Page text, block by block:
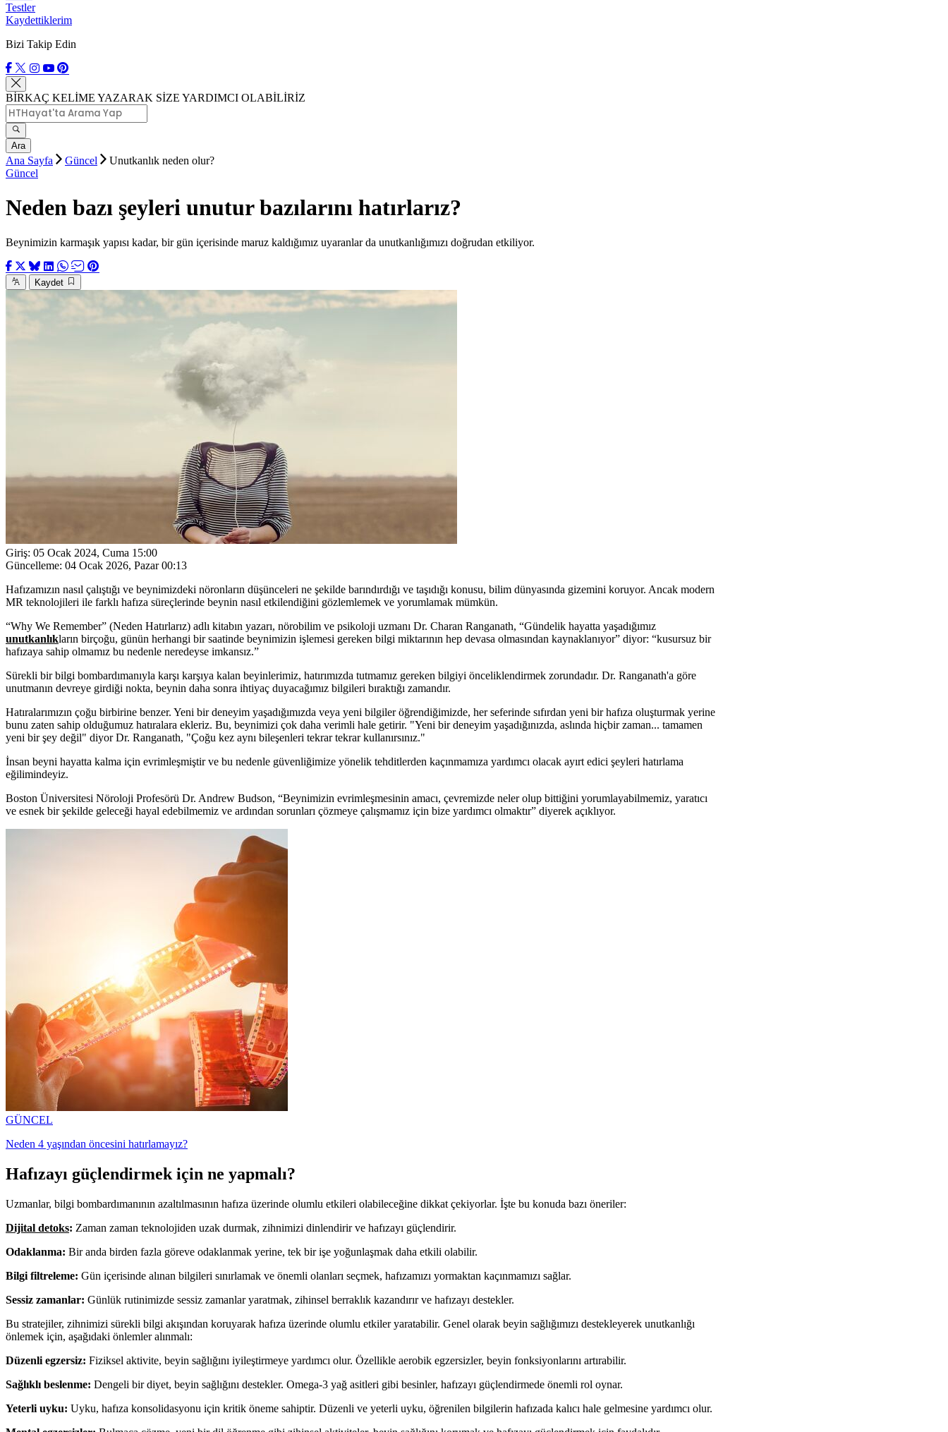
Testler
Kaydettiklerim
Bizi Takip Edin
BİRKAÇ KELİME YAZARAK SİZE YARDIMCI OLABİLİRİZ
Ara
Ana Sayfa Güncel
Unutkanlık neden olur?
Güncel
Neden bazı şeyleri unutur bazılarını hatırlarız?
Beynimizin karmaşık yapısı kadar, bir gün içerisinde maruz kaldığımız uyaranlar da unutkanlığımızı doğrudan etkiliyor.
Kaydet
Giriş: 05 Ocak 2024, Cuma 15:00
Güncelleme: 04 Ocak 2026, Pazar 00:13
Hafızamızın nasıl çalıştığı ve beynimizdeki nöronların düşünceleri ne şekilde barındırdığı ve taşıdığı konusu, bilim dünyasında gizemini koruyor. Ancak modern
MR teknolojileri ile farklı hafıza süreçlerinde beynin nasıl etkilendiğini gözlemlemek ve yorumlamak mümkün.
“Why We Remember” (Neden Hatırlarız) adlı kitabın yazarı, nörobilim ve psikoloji uzmanı Dr. Charan Ranganath, “Gündelik hayatta yaşadığımız
unutkanlıkların birçoğu, günün herhangi bir saatinde beynimizin işlemesi gereken bilgi miktarının hep devasa olmasından kaynaklanıyor” diyor: “kusursuz bir
hafızaya sahip olmamız bu nedenle neredeyse imkansız.”
Sürekli bir bilgi bombardımanıyla karşı karşıya kalan beyinlerimiz, hatırımızda tutmamız gereken bilgiyi önceliklendirmek zorundadır. Dr. Ranganath'a göre
unutmanın devreye girdiği nokta, beynin daha sonra ihtiyaç duyacağımız bilgileri bıraktığı zamandır.
Hatıralarımızın çoğu birbirine benzer. Yeni bir deneyim yaşadığımızda veya yeni bilgiler öğrendiğimizde, her seferinde sıfırdan yeni bir hafıza oluşturmak yerine
bunu zaten sahip olduğumuz hatıralara ekleriz. Bu, beynimizi çok daha verimli hale getirir. "Yeni bir deneyim yaşadığınızda, aslında hiçbir zaman... tamamen
yeni bir şey değil" diyor Dr. Ranganath, "Çoğu kez aynı bileşenleri tekrar tekrar kullanırsınız."
İnsan beyni hayatta kalma için evrimleşmiştir ve bu nedenle güvenliğimize yönelik tehditlerden kaçınmamıza yardımcı olacak ayırt edici şeyleri hatırlama
eğilimindeyiz.
Boston Üniversitesi Nöroloji Profesörü Dr. Andrew Budson, “Beynimizin evrimleşmesinin amacı, çevremizde neler olup bittiğini yorumlayabilmemiz, yaratıcı
ve esnek bir şekilde geleceği hayal edebilmemiz ve ardından sorunları çözmeye çalışmamız için bize yardımcı olmaktır” diyerek açıklıyor.
GÜNCEL
Neden 4 yaşından öncesini hatırlamayız?
Hafızayı güçlendirmek için ne yapmalı?
Uzmanlar, bilgi bombardımanının azaltılmasının hafıza üzerinde olumlu etkileri olabileceğine dikkat çekiyorlar. İşte bu konuda bazı öneriler:
Dijital detoks: Zaman zaman teknolojiden uzak durmak, zihnimizi dinlendirir ve hafızayı güçlendirir.
Odaklanma: Bir anda birden fazla göreve odaklanmak yerine, tek bir işe yoğunlaşmak daha etkili olabilir.
Bilgi filtreleme: Gün içerisinde alınan bilgileri sınırlamak ve önemli olanları seçmek, hafızamızı yormaktan kaçınmamızı sağlar.
Sessiz zamanlar: Günlük rutinimizde sessiz zamanlar yaratmak, zihinsel berraklık kazandırır ve hafızayı destekler.
Bu stratejiler, zihnimizi sürekli bilgi akışından koruyarak hafıza üzerinde olumlu etkiler yaratabilir. Genel olarak beyin sağlığımızı destekleyerek unutkanlığı
önlemek için, aşağıdaki önlemler alınmalı:
Düzenli egzersiz: Fiziksel aktivite, beyin sağlığını iyileştirmeye yardımcı olur. Özellikle aerobik egzersizler, beyin fonksiyonlarını artırabilir.
Sağlıklı beslenme: Dengeli bir diyet, beyin sağlığını destekler. Omega-3 yağ asitleri gibi besinler, hafızayı güçlendirmede önemli rol oynar.
Yeterli uyku: Uyku, hafıza konsolidasyonu için kritik öneme sahiptir. Düzenli ve yeterli uyku, öğrenilen bilgilerin hafızada kalıcı hale gelmesine yardımcı olur.